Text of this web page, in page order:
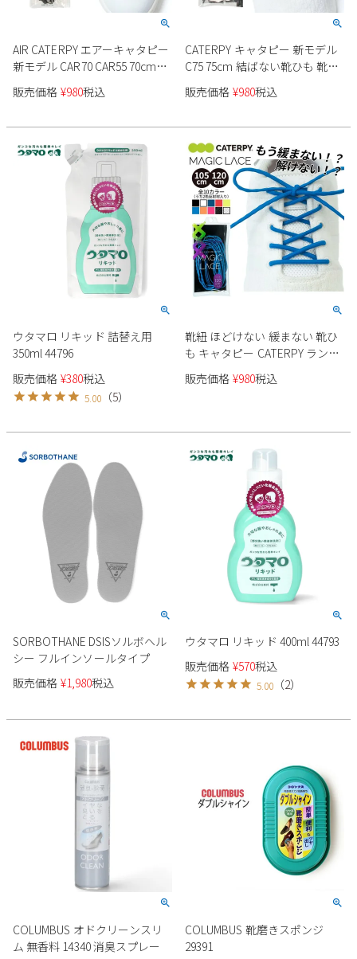
AIR CATERPY エアーキャタピー
新モデル CAR70 CAR55 70cm
55cm 結ばない靴ひも 靴紐 ゴム
シューレース スポーツ ランニ
ス
販売価格 ¥980税込
CATERPY キャタピー 新モデル
C75 75cm 結ばない靴ひも 靴紐
ゴム シューレース スポーツ ラ
ンニング トレーニング 1ペア入
販売価格 ¥980税込
ウタマロ リキッド 詰替え用
350ml 44796
販売価格 ¥380税込
5.00 （5）
靴紐 ほどけない 緩まない 靴ひ
も キャタピー CATERPY ランニ
ング トレーニング スポーツ用
アスリート 105cm 120cm 反射
製 ネコポス
販売価格 ¥980税込
SORBOTHANE DSISソルボヘル
シー フルインソールタイプ
販売価格 ¥1,980税込
ウタマロ リキッド 400ml 44793
販売価格 ¥570税込
5.00 （2）
COLUMBUS オドクリーンスリ
ム 無香料 14340 消臭スプレー
COLUMBUS 靴磨きスポンジ
29391